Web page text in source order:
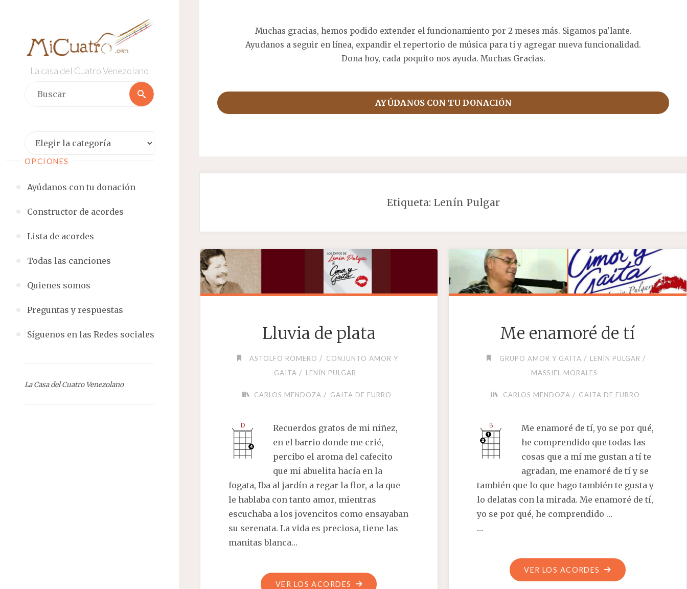
La casa del Cuatro Venezolano
Buscar
Categorías
OPCIONES
Ayúdanos con tu donación
Constructor de acordes
Lista de acordes
Todas las canciones
Quienes somos
Preguntas y respuestas
Síguenos en las Redes sociales
La Casa del Cuatro Venezolano
Muchas gracias, hemos podido extender el funcionamiento por 2 meses más. Sigamos pa'lante.
Ayudanos a seguir en línea, expandir el repertorio de música para tí y agregar nueva funcionalidad.
Dona hoy, cada poquito nos ayuda. Muchas Gracias.
AYÚDANOS CON TU DONACIÓN
Etiqueta: Lenín Pulgar
Lluvia de plata
ASTOLFO ROMERO / CONJUNTO AMOR Y
GAITA / LENÍN PULGAR
CARLOS MENDOZA / GAITA DE FURRO
Recuerdos gratos de mi niñez,
en el barrio donde me crié,
percibo el aroma del cafecito
que mi abuelita hacía en la
fogata, Iba al jardín a regar la flor, a la que
le hablaba con tanto amor, mientras
escuchaba a los jovencitos como ensayaban
su serenata. La vida es preciosa, tiene las
manitas blanca…
VER LOS ACORDES "LLUVIA
Me enamoré de tí
GRUPO AMOR Y GAITA / LENÍN PULGAR /
MASSIEL MORALES
CARLOS MENDOZA / GAITA DE FURRO
Me enamoré de tí, yo se por qué,
he comprendido que todas las
cosas que a mí me gustan a tí te
agradan, me enamoré de tí y se
también que lo que hago también te gusta y
lo delatas con la mirada. Me enamoré de tí,
yo se por qué, he comprendido …
…
VER LOS ACORDES
"ME
ENAMORÉ